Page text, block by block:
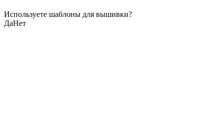
Используете шаблоны для вышивки?
ДаНет